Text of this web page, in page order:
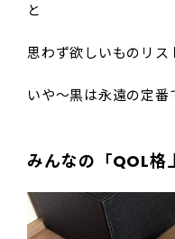
と
思わず欲しいものリス
いや〜黒は永遠の定番
みんなの「QOL格